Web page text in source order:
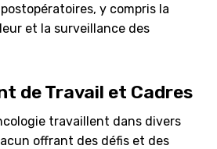
y compris la
et la surveillance des
de Travail et Cadres
travaillent dans divers
offrant des défis et des